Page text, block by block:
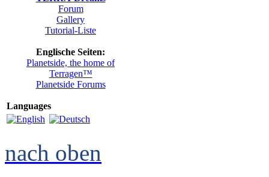
TERRA-Dreams
Forum
Gallery
Englische Seiten:
Planetside, the home of
Terragen™
Languages
nach oben